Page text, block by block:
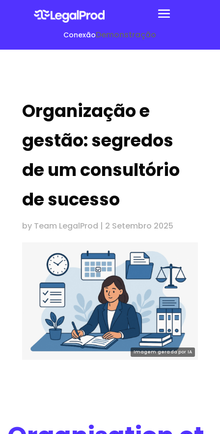
ConexãoDemonstração
Organização e
gestão: segredos
de um consultório
de sucesso
by Team LegalProd | 2 Setembro 2025